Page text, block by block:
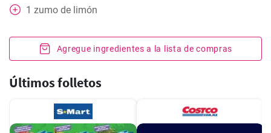
1 zumo de limón
Agregue ingredientes a la lista de compras
Últimos folletos